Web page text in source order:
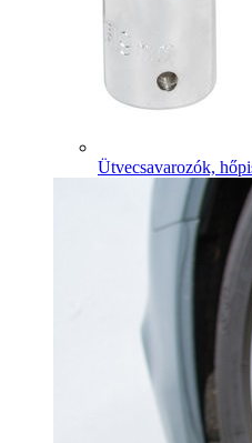
Ütvecsavarozók,